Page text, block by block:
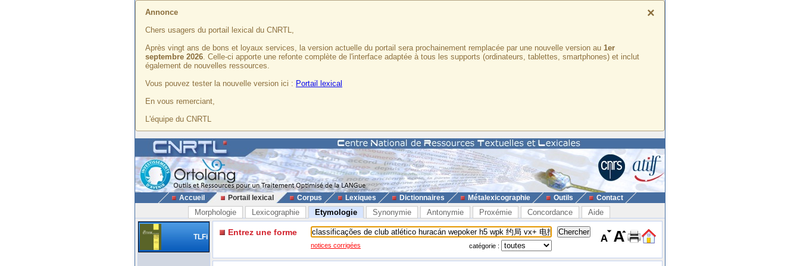
×
Annonce
Chers usagers du portail lexical du CNRTL,
Après vingt ans de bons et loyaux services, la version actuelle du portail sera prochainement remplacée par une nouvelle version au 1er
septembre 2026. Celle-ci apporte une refonte complète de l'interface adaptée à tous les supports (ordinateurs, tablettes, smartphones) et inclut
également de nouvelles ressources.
Vous pouvez tester la nouvelle version ici : Portail lexical
En vous remerciant,
L'équipe du CNRTL
Accueil Portail lexical Corpus Lexiques Dictionnaires Métalexicographie Outils Contact
Morphologie Lexicographie Etymologie Synonymie Antonymie Proxémie Concordance Aide
TLFi Entrez une forme
notices corrigées catégorie :